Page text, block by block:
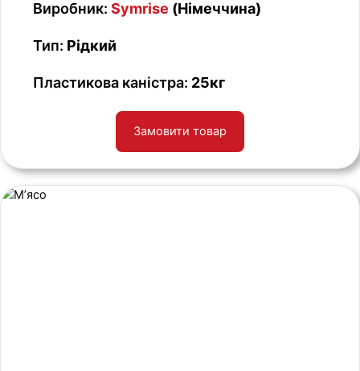
Виробник: Symrise (Німеччина)
Тип: Рідкий
Пластикова каністра: 25кг
Замовити товар